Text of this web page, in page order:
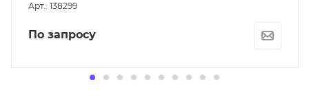
Арт.: 138299
По запросу